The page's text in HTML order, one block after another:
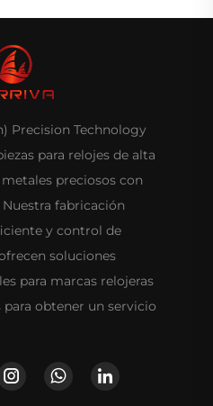
Precision Technology
para relojes de alta
preciosos con
fabricación
y control de
soluciones
para marcas relojeras
obtener un servicio